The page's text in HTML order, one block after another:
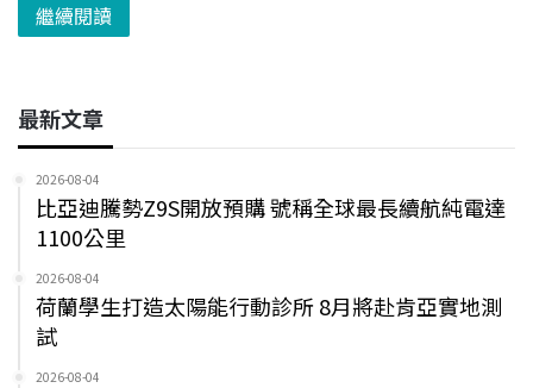
繼續閱讀
最新文章
2026-08-04
比亞迪騰勢Z9S開放預購 號稱全球最長續航純電達
1100公里
2026-08-04
荷蘭學生打造太陽能行動診所 8月將赴肯亞實地測
試
2026-08-04